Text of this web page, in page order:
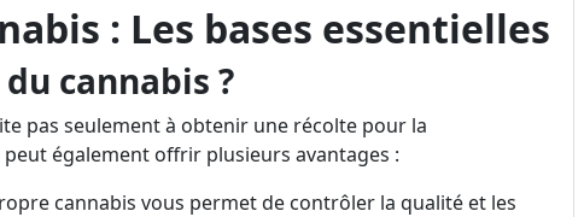
: Les bases essentielles
cannabis ?
pas seulement à obtenir une récolte pour la
également offrir plusieurs avantages :
cannabis vous permet de contrôler la qualité et les